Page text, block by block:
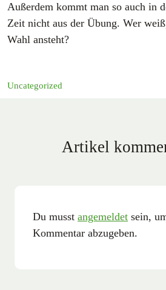
Außerdem kommt man so auch in
Zeit nicht aus der Übung. Wer
Wahl ansteht?
Uncategorized
Artikel
Du musst angemeldet sein,
Kommentar abzugeben.